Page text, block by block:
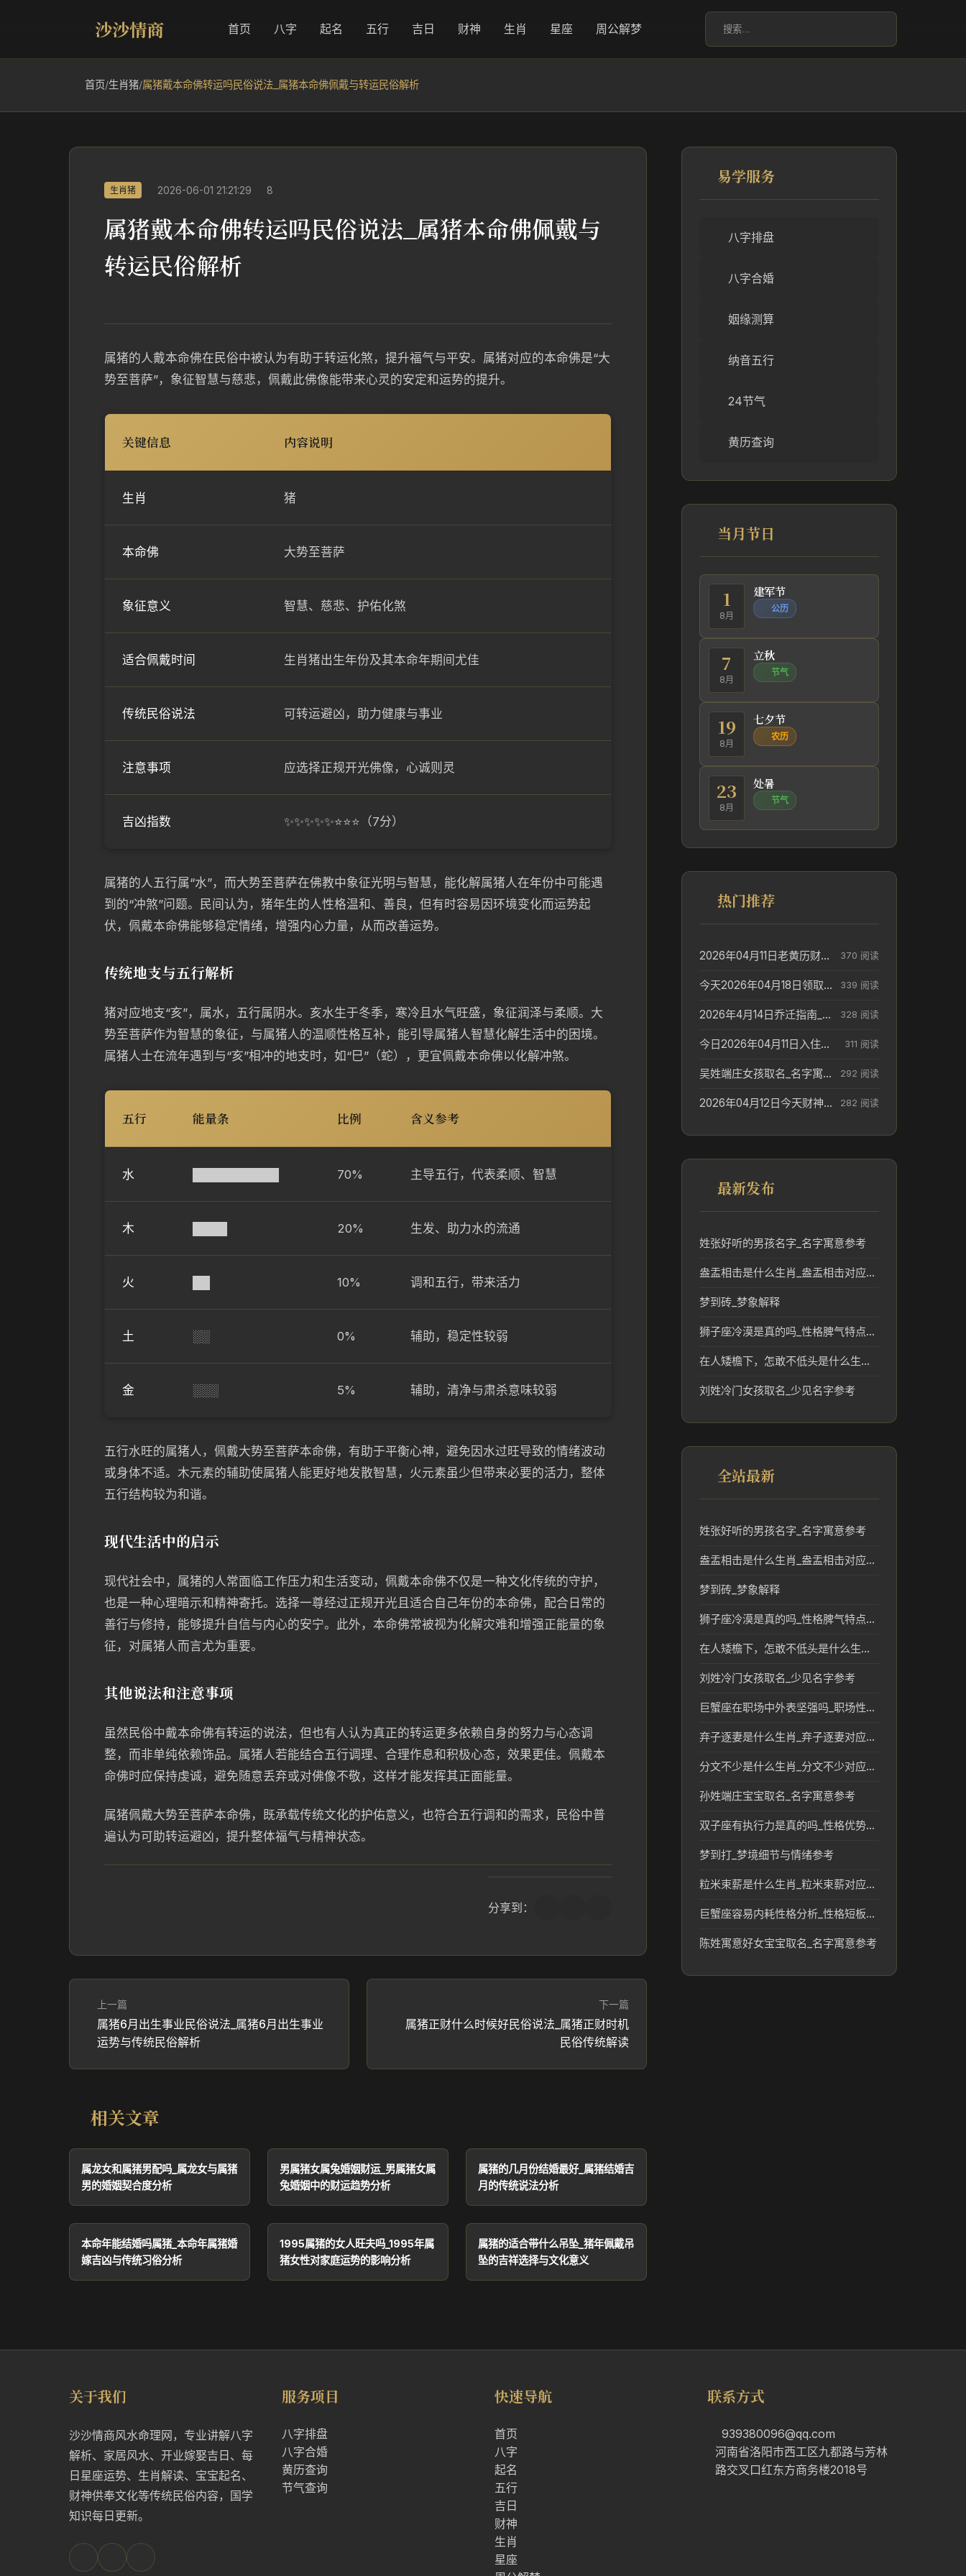
沙沙情商 首页 八字 起名 五行 吉日 财神 生肖 星座 周公解梦
首页/生肖猪/属猪戴本命佛转运吗民俗说法_属猪本命佛佩戴与转运民俗解析
生肖猪 2026-06-01 21:21:29 8
属猪戴本命佛转运吗民俗说法_属猪本命佛佩戴与
转运民俗解析
属猪的人戴本命佛在民俗中被认为有助于转运化煞，提升福气与平安。属猪对应的本命佛是“大
势至菩萨”，象征智慧与慈悲，佩戴此佛像能带来心灵的安定和运势的提升。
关键信息 内容说明
生肖 猪
本命佛 大势至菩萨
象征意义 智慧、慈悲、护佑化煞
适合佩戴时间 生肖猪出生年份及其本命年期间尤佳
传统民俗说法 可转运避凶，助力健康与事业
注意事项 应选择正规开光佛像，心诚则灵
吉凶指数 ✨✨✨✨✨⭐⭐⭐（7分）
属猪的人五行属“水”，而大势至菩萨在佛教中象征光明与智慧，能化解属猪人在年份中可能遇
到的“冲煞”问题。民间认为，猪年生的人性格温和、善良，但有时容易因环境变化而运势起
伏，佩戴本命佛能够稳定情绪，增强内心力量，从而改善运势。
传统地支与五行解析
猪对应地支“亥”，属水，五行属阴水。亥水生于冬季，寒冷且水气旺盛，象征润泽与柔顺。大
势至菩萨作为智慧的象征，与属猪人的温顺性格互补，能引导属猪人智慧化解生活中的困境。
属猪人士在流年遇到与“亥”相冲的地支时，如“巳”（蛇），更宜佩戴本命佛以化解冲煞。
五行 能量条 比例 含义参考
水 70% 主导五行，代表柔顺、智慧
木 20% 生发、助力水的流通
火 10% 调和五行，带来活力
土 ░░ 0% 辅助，稳定性较弱
金 ░░░ 5% 辅助，清净与肃杀意味较弱
五行水旺的属猪人，佩戴大势至菩萨本命佛，有助于平衡心神，避免因水过旺导致的情绪波动
或身体不适。木元素的辅助使属猪人能更好地发散智慧，火元素虽少但带来必要的活力，整体
五行结构较为和谐。
现代生活中的启示
现代社会中，属猪的人常面临工作压力和生活变动，佩戴本命佛不仅是一种文化传统的守护，
也是一种心理暗示和精神寄托。选择一尊经过正规开光且适合自己年份的本命佛，配合日常的
善行与修持，能够提升自信与内心的安宁。此外，本命佛常被视为化解灾难和增强正能量的象
征，对属猪人而言尤为重要。
其他说法和注意事项
虽然民俗中戴本命佛有转运的说法，但也有人认为真正的转运更多依赖自身的努力与心态调
整，而非单纯依赖饰品。属猪人若能结合五行调理、合理作息和积极心态，效果更佳。佩戴本
命佛时应保持虔诚，避免随意丢弃或对佛像不敬，这样才能发挥其正面能量。
属猪佩戴大势至菩萨本命佛，既承载传统文化的护佑意义，也符合五行调和的需求，民俗中普
遍认为可助转运避凶，提升整体福气与精神状态。
分享到：
上一篇
属猪6月出生事业民俗说法_属猪6月出生事业
运势与传统民俗解析
下一篇
属猪正财什么时候好民俗说法_属猪正财时机
民俗传统解读
相关文章
属龙女和属猪男配吗_属龙女与属猪
男的婚姻契合度分析
男属猪女属兔婚姻财运_男属猪女属
兔婚姻中的财运趋势分析
属猪的几月份结婚最好_属猪结婚吉
月的传统说法分析
本命年能结婚吗属猪_本命年属猪婚
嫁吉凶与传统习俗分析
1995属猪的女人旺夫吗_1995年属
猪女性对家庭运势的影响分析
属猪的适合带什么吊坠_猪年佩戴吊
坠的吉祥选择与文化意义
易学服务
八字排盘
八字合婚
姻缘测算
纳音五行
24节气
黄历查询
当月节日
1
8月
建军节
公历
7
8月
立秋
节气
19
8月
七夕节
农历
23
8月
处暑
节气
热门推荐
2026年04月11日老黄历财神方位_财神方位与供奉讲究 370 阅读
今天2026年04月18日领取结婚证老黄历不适合吗_领证日期参考 339 阅读
2026年4月14日乔迁指南_搬家择日参考 328 阅读
今日2026年04月11日入住新居老黄历不适宜吗_搬家择日参考 311 阅读
吴姓端庄女孩取名_名字寓意参考 292 阅读
2026年04月12日今天财神在哪个吉位_财神方位参考 282 阅读
最新发布
姓张好听的男孩名字_名字寓意参考
盎盂相击是什么生肖_盎盂相击对应的生肖文化解读
梦到砖_梦象解释
狮子座冷漠是真的吗_性格脾气特点解析
在人矮檐下，怎敢不低头是什么生肖_人在矮檐下低头对应的生肖含义解析
刘姓冷门女孩取名_少见名字参考
全站最新
姓张好听的男孩名字_名字寓意参考
盎盂相击是什么生肖_盎盂相击对应的生肖文化解读
梦到砖_梦象解释
狮子座冷漠是真的吗_性格脾气特点解析
在人矮檐下，怎敢不低头是什么生肖_人在矮檐下低头对应的生肖含义解析
刘姓冷门女孩取名_少见名字参考
巨蟹座在职场中外表坚强吗_职场性格解析
弃子逐妻是什么生肖_弃子逐妻对应生肖及传统文化解读
分文不少是什么生肖_分文不少对应的生肖及文化解读
孙姓端庄宝宝取名_名字寓意参考
双子座有执行力是真的吗_性格优势解析
梦到打_梦境细节与情绪参考
粒米束薪是什么生肖_粒米束薪对应的生肖文化解读
巨蟹座容易内耗性格分析_性格短板分析
陈姓寓意好女宝宝取名_名字寓意参考
关于我们
沙沙情商风水命理网，专业讲解八字
解析、家居风水、开业嫁娶吉日、每
日星座运势、生肖解读、宝宝起名、
财神供奉文化等传统民俗内容，国学
知识每日更新。
服务项目
八字排盘
八字合婚
黄历查询
节气查询
快速导航
首页
八字
起名
五行
吉日
财神
生肖
星座
联系方式
939380096@qq.com
河南省洛阳市西工区九都路与芳林
路交叉口红东方商务楼2018号